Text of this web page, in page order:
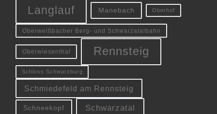
Langlauf Manebach Oberhof
Oberweißbacher Berg- und Schwarzatalbahn
Oberwiesenthal Rennsteig
Schloss Schwarzburg
Schmiedefeld am Rennsteig
Schneekopf Schwarzatal